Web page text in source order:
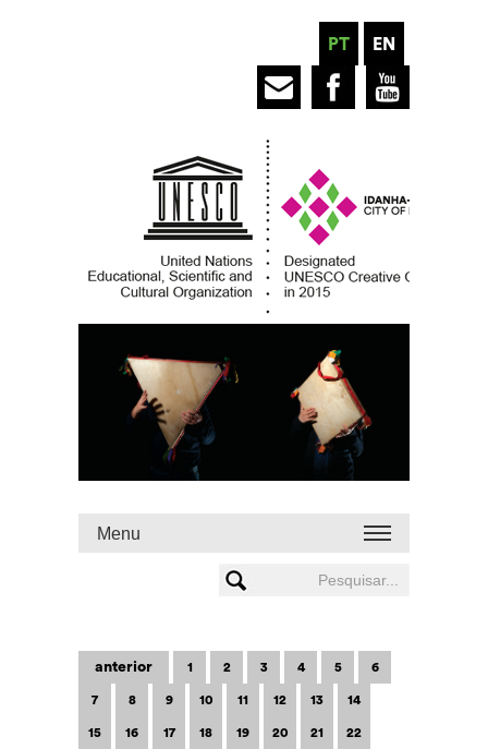
PT EN
Menu
anterior 1 2 3 4 5 6
7 8 9 10 11 12 13 14
15 16 17 18 19 20 21 22